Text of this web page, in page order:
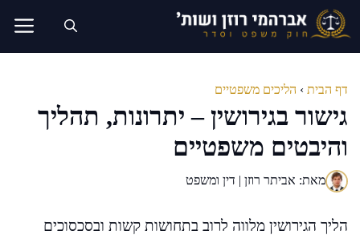
לדלג
לתוכן
דף הבית › הליכים משפטיים
גישור בגירושין – יתרונות, תהליך
והיבטים משפטיים
מאת: אביתר רוזן | דין ומשפט
הליך הגירושין מלווה לרוב בתחושות קשות ובסכסוכים